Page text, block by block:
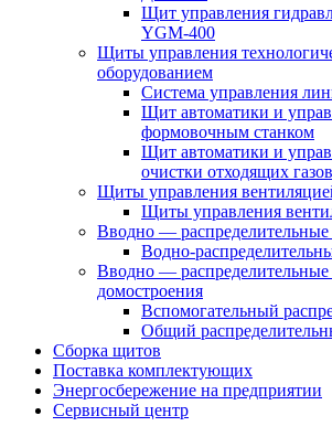
Щит управления
YGM-400
Щиты управления
оборудованием
Система управления
Щит автоматики и
формовочным станком
Щит автоматики и
очистки отходящих газов
Щиты управления
Щиты управления
Вводно —
Водно-
Вводно —
домостроения
Вспомогательный
Общий
Сборка щитов
Поставка комплектующих
Энергосбережение на предприятии
Сервисный центр